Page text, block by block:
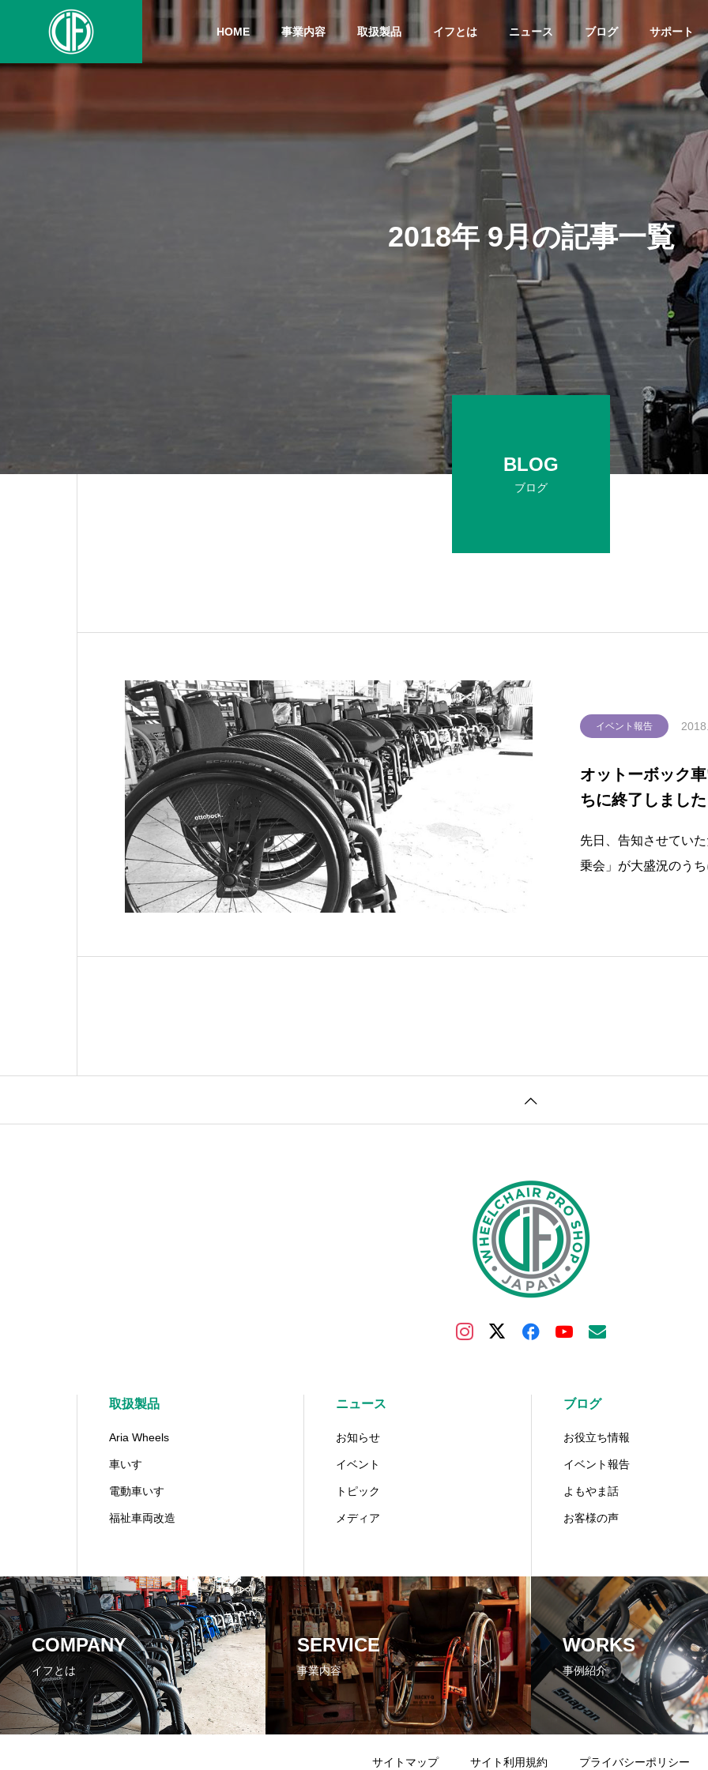
HOME 事業内容 取扱製品 イフとは ニュース ブログ サポート
オーダーメイド 電動車い
POWER WHEELCHAIR
STORY
イフの原点
COMMITMENT
選ばれる理由
PARTNER
2022フードバレーとかちマラ
ソン大会 「車いす部門」が無
事に終了しました！
2018年 9月の記事一覧
BLOG
ブログ
イベント報告
オットーボック
ちに終了しまし
先日、告知させてい
乗会」が大盛況のう
取扱製品
Aria Wheels
車いす
電動車いす
福祉車両改造
ニュース
お知らせ
イベント
トピック
メディア
ブログ
お役立ち情報
イベント報告
よもやま話
お客様の声
COMPANY
イフとは
SERVICE
事業内容
WORKS
事例紹介
サイトマップ サイト利用規約 プライバシーポリシー